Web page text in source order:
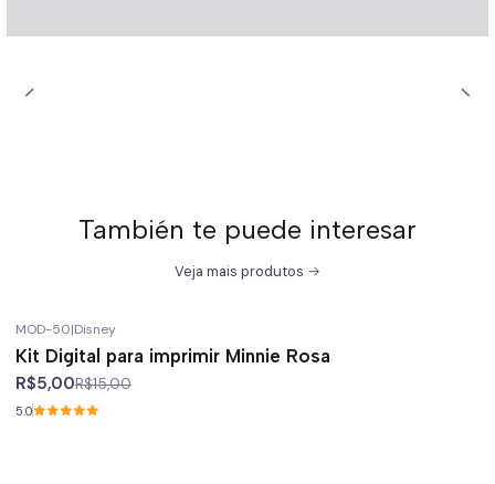
También te puede interesar
Veja mais produtos
MOD-50|Disney
Kit Digital para imprimir Minnie Rosa
R$5,00R$15,00
5.0